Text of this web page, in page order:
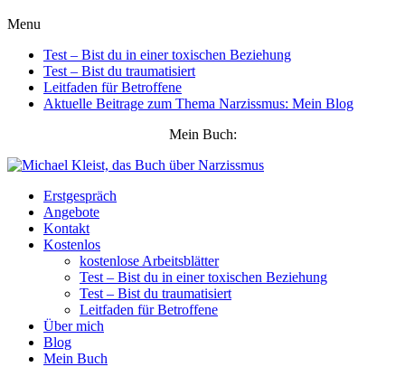
Menu
Test – Bist du in einer toxischen Beziehung
Test – Bist du traumatisiert
Leitfaden für Betroffene
Aktuelle Beitrage zum Thema Narzissmus: Mein Blog
Mein Buch:
Erstgespräch
Angebote
Kontakt
Kostenlos
kostenlose Arbeitsblätter
Test – Bist du in einer toxischen Beziehung
Test – Bist du traumatisiert
Leitfaden für Betroffene
Über mich
Blog
Mein Buch